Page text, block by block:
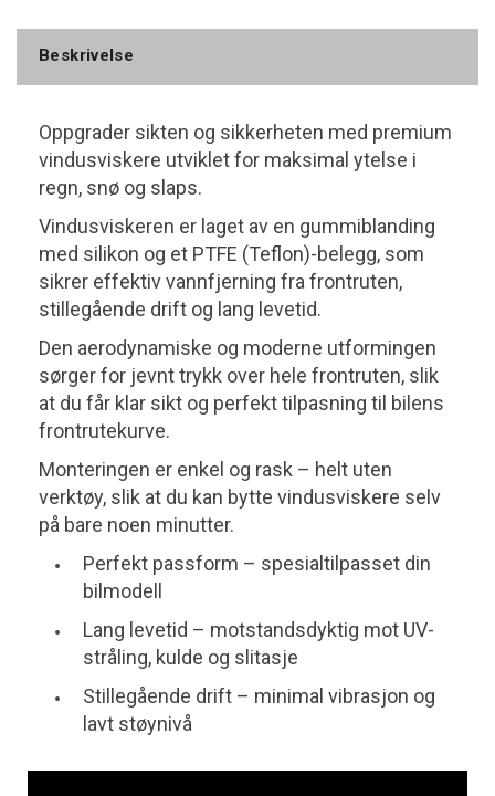
Beskrivelse
Oppgrader sikten og sikkerheten med premium
vindusviskere utviklet for maksimal ytelse i
regn, snø og slaps.
Vindusviskeren er laget av en gummiblanding
med silikon og et PTFE (Teflon)-belegg, som
sikrer effektiv vannfjerning fra frontruten,
stillegående drift og lang levetid.
Den aerodynamiske og moderne utformingen
sørger for jevnt trykk over hele frontruten, slik
at du får klar sikt og perfekt tilpasning til bilens
frontrutekurve.
Monteringen er enkel og rask – helt uten
verktøy, slik at du kan bytte vindusviskere selv
på bare noen minutter.
Perfekt passform – spesialtilpasset din
bilmodell
Lang levetid – motstandsdyktig mot UV-
stråling, kulde og slitasje
Stillegående drift – minimal vibrasjon og
lavt støynivå